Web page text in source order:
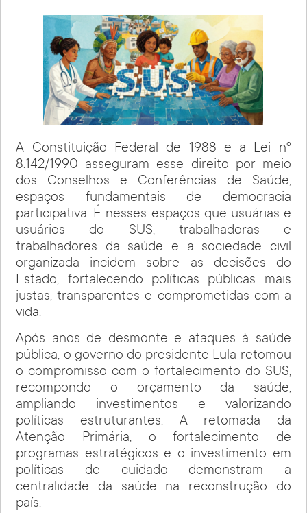
A Constituição Federal de 1988 e a Lei nº
8.142/1990 asseguram esse direito por meio
dos Conselhos e Conferências de Saúde,
espaços fundamentais de democracia
participativa. É nesses espaços que usuárias e
usuários do SUS, trabalhadoras e
trabalhadores da saúde e a sociedade civil
organizada incidem sobre as decisões do
Estado, fortalecendo políticas públicas mais
justas, transparentes e comprometidas com a
vida.
Após anos de desmonte e ataques à saúde
pública, o governo do presidente Lula retomou
o compromisso com o fortalecimento do SUS,
recompondo o orçamento da saúde,
ampliando investimentos e valorizando
políticas estruturantes. A retomada da
Atenção Primária, o fortalecimento de
programas estratégicos e o investimento em
políticas de cuidado demonstram a
centralidade da saúde na reconstrução do
país.